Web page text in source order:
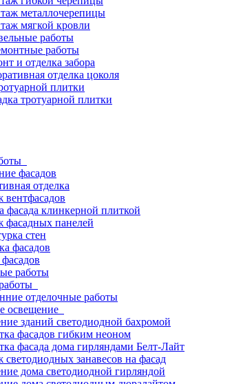
металлочерепицы
мягкой кровли
работы
работы
и отделка забора
отделка цоколя
плитки
тротуарной плитки
фасадов
отделка
фасада клинкерной плиткой
фасадных панелей
стен
фасадов
работы
отделочные работы
освещение
зданий светодиодной бахромой
фасадов гибким неоном
фасада дома гирляндами Белт-Лайт
занавесов на фасад
дома светодиодной гирляндой